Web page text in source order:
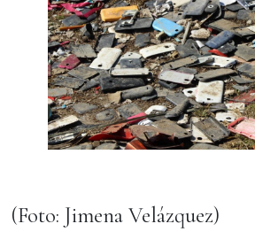
(Foto: Jimena Velázquez)